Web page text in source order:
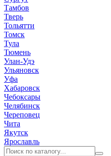
Тамбов
Тверь
Тольятти
Томск
Тула
Тюмень
Улан-Удэ
Ульяновск
Уфа
Хабаровск
Чебоксары
Челябинск
Череповец
Чита
Якутск
Ярославль